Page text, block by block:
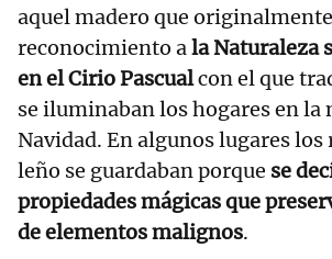
aquel madero que
reconocimiento ala Naturaleza
en el Cirio Pascualcon el que
se iluminaban los hogares en la
Navidad. En algunos lugares los
leño se guardaban porque se
propiedades mágicas que
de elementos malignos.